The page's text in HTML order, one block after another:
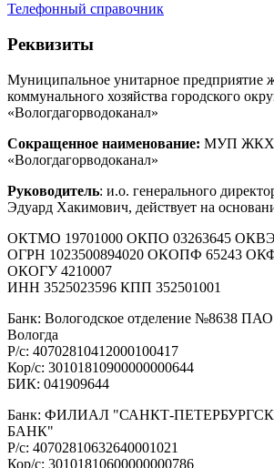
Телефонный справочник
Реквизиты
Муниципальное унитарное предприятие
коммунального хозяйства городского
«Вологдагорводоканал»
Сокращенное наименование: МУП ЖКХ
«Вологдагорводоканал»
Руководитель: и.о. генерального
Эдуард Хакимович, действует на
ОКТМО 19701000 ОКПО 03263645
ОГРН 1023500894020 ОКОПФ 65243
ОКОГУ 4210007
ИНН 3525023596 КПП 352501001
Банк: Вологодское отделение №8638 ПАО
Вологда
Р/с: 40702810412000100417
Кор/с: 30101810900000000644
БИК: 041909644
Банк: ФИЛИАЛ "САНКТ-
БАНК"
Р/с: 40702810632640001021
Кор/с: 30101810600000000786